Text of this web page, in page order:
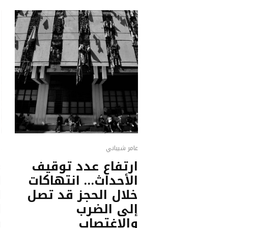
عامر شيباني
ارتفاع عدد توقيف
الأحداث… انتهاكات
خلال الحجز قد تصل
إلى الضرب